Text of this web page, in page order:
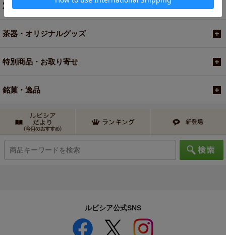
定期便
茶器・オリジナルグッズ
特別商品・お取り寄せ
銘菓・逸品
ルピシア公式SNS